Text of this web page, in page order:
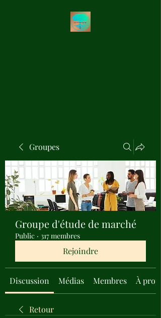
Groupes
Groupe d'étude de marché
Public · 317 membres
Rejoindre
Discussion Médias Membres À
Retour